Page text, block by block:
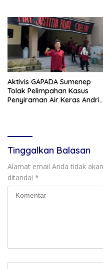
Aktivis GAPADA Sumenep
Tolak Pelimpahan Kasus
Penyiraman Air Keras Andrie
Tinggalkan Balasan
Alamat email Anda tidak
ditandai *